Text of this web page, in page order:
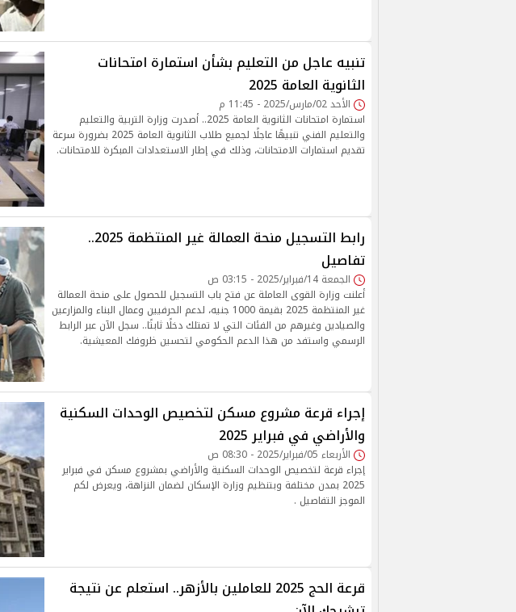
تنبيه عاجل من التعليم بشأن استمارة امتحانات
الثانوية العامة 2025
الأحد 02/مارس/2025 - 11:45 م
استمارة امتحانات الثانوية العامة 2025.. أصدرت وزارة التربية والتعليم
والتعليم الفني تنبيهًا عاجلًا لجميع طلاب الثانوية العامة 2025 بضرورة سرعة
تقديم استمارات الامتحانات، وذلك في إطار الاستعدادات المبكرة للامتحانات.
رابط التسجيل منحة العمالة غير المنتظمة 2025..
تفاصيل
الجمعة 14/فبراير/2025 - 03:15 ص
أعلنت وزارة القوى العاملة عن فتح باب التسجيل للحصول على منحة العمالة
غير المنتظمة 2025 بقيمة 1000 جنيه، لدعم الحرفيين وعمال البناء والمزارعين
والصيادين وغيرهم من الفئات التي لا تمتلك دخلًا ثابتًا.. سجل الآن عبر الرابط
الرسمي واستفد من هذا الدعم الحكومي لتحسين ظروفك المعيشية.
إجراء قرعة مشروع مسكن لتخصيص الوحدات السكنية
والأراضي في فبراير 2025
الأربعاء 05/فبراير/2025 - 08:30 ص
إجراء قرعة لتخصيص الوحدات السكنية والأراضي بمشروع مسكن في فبراير
2025 بمدن مختلفة وبتنظيم وزارة الإسكان لضمان النزاهة، ويعرض لكم
الموجز التفاصيل .
قرعة الحج 2025 للعاملين بالأزهر.. استعلم عن نتيجة